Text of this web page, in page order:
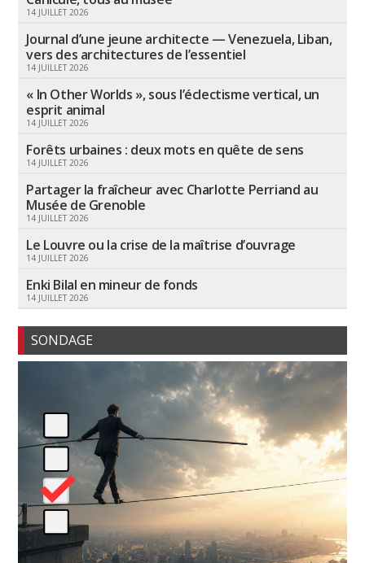
14 JUILLET 2026
Journal d’une jeune architecte — Venezuela, Liban,
vers des architectures de l’essentiel
14 JUILLET 2026
« In Other Worlds », sous l’éclectisme vertical, un
esprit animal
14 JUILLET 2026
Forêts urbaines : deux mots en quête de sens
14 JUILLET 2026
Partager la fraîcheur avec Charlotte Perriand au
Musée de Grenoble
14 JUILLET 2026
Le Louvre ou la crise de la maîtrise d’ouvrage
14 JUILLET 2026
Enki Bilal en mineur de fonds
14 JUILLET 2026
SONDAGE